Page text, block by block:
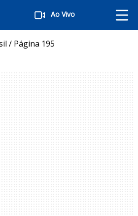
Ao Vivo
/ Página 195